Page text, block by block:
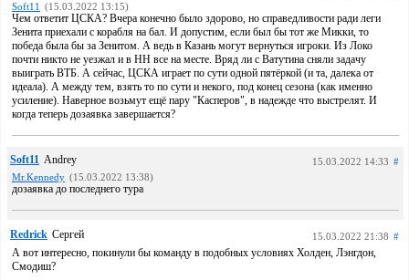
Soft11 (15.03.2022 13:15)
Чем ответит ЦСКА? Вчера конечно было здорово, но справедливости ради леги
Зенита приехали с корабля на бал. И допустим, если был бы тот же Микки, то
победа была бы за Зенитом. А ведь в Казань могут вернуться игроки. Из Локо
почти никто не уезжал и в НН все на месте. Вряд ли с Ватутина сняли задачу
выиграть ВТБ. А сейчас, ЦСКА играет по сути одной пятёркой (и та, далека от
идеала). А между тем, взять то по сути и некого, под конец сезона (как именно
усиление). Наверное возьмут ещё пару "Касперов", в надежде что выстрелят. И
когда теперь дозаявка завершается?
Soft11 Andrey 15.03.2022 14:33 #
Mr.Kennedy (15.03.2022 13:38)
дозаявка до последнего тура
Redrick Сергей 15.03.2022 21:38 #
А вот интересно, покинули бы команду в подобных условиях Холден, Лэнгдон,
Смодиш?